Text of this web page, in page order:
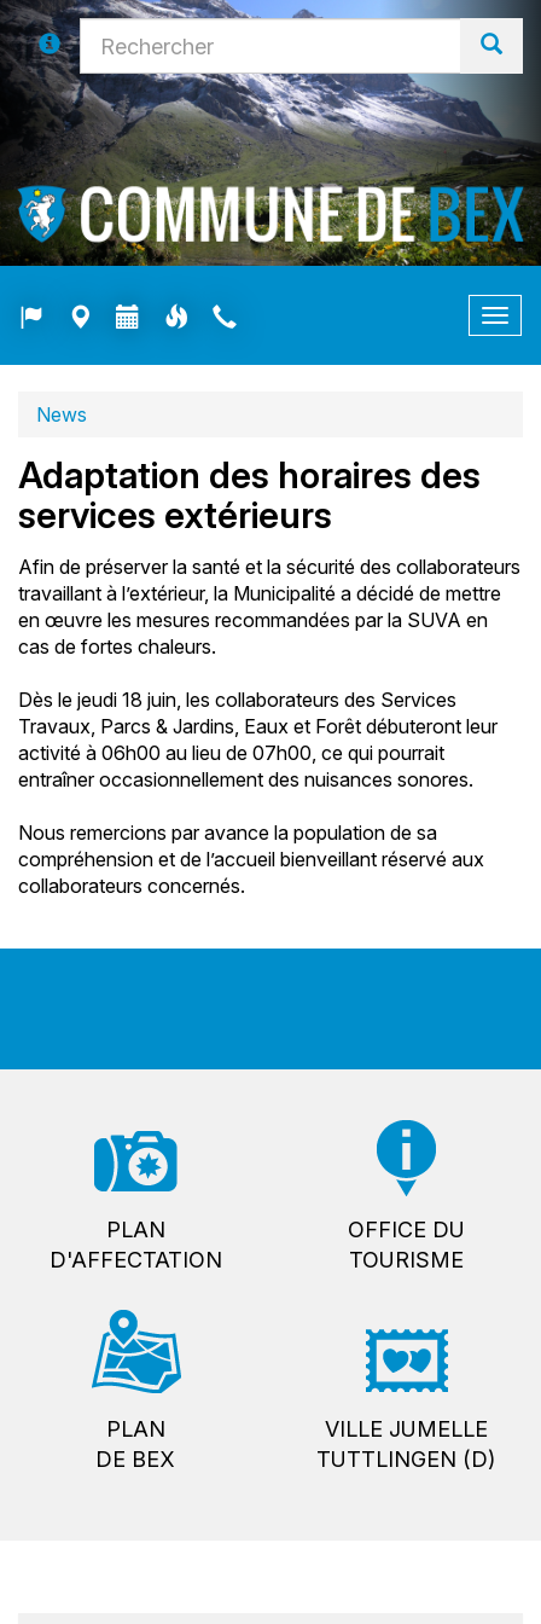
News
Adaptation des horaires des
services extérieurs
Afin de préserver la santé et la sécurité des collaborateurs
travaillant à l’extérieur, la Municipalité a décidé de mettre
en œuvre les mesures recommandées par la SUVA en
cas de fortes chaleurs.
Dès le jeudi 18 juin, les collaborateurs des Services
Travaux, Parcs & Jardins, Eaux et Forêt débuteront leur
activité à 06h00 au lieu de 07h00, ce qui pourrait
entraîner occasionnellement des nuisances sonores.
Nous remercions par avance la population de sa
compréhension et de l’accueil bienveillant réservé aux
collaborateurs concernés.
PLAN
D'AFFECTATION
OFFICE DU
TOURISME
PLAN
DE BEX
VILLE JUMELLE
TUTTLINGEN (D)